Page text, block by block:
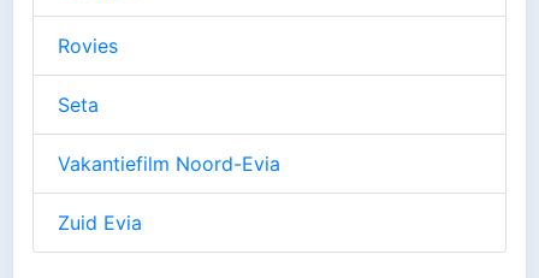
Rovies
Seta
Vakantiefilm Noord-Evia
Zuid Evia